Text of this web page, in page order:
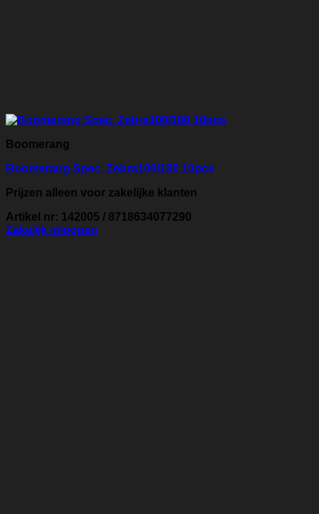
Boomerang
Boomerang Spec. Zebra100/180 10pcs
Prijzen alleen voor zakelijke klanten
Artikel nr: 142005 / 8718634077290
Zakelijk inloggen